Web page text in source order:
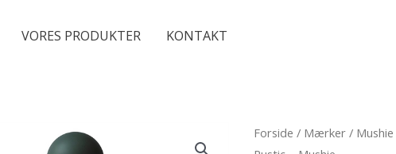
VORES PRODUKTER KONTAKT
Forside / Mærker/ Mushie